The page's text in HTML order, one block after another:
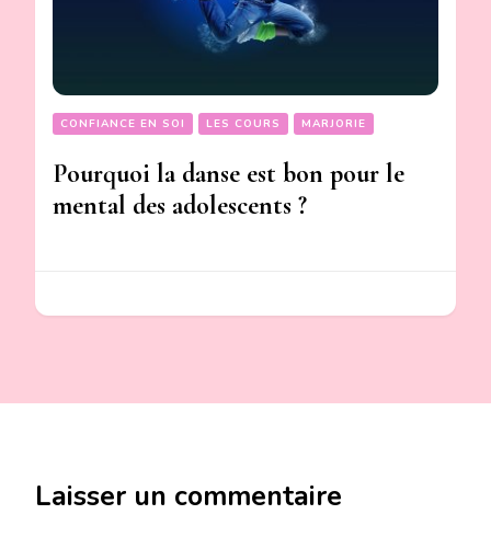
CONFIANCE EN SOI LES COURS MARJORIE
Pourquoi la danse est bon pour le
mental des adolescents ?
Laisser un commentaire